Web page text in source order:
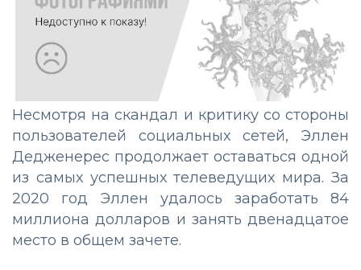
Несмотря на скандал и критику со стороны
пользователей социальных сетей, Эллен
Дедженерес продолжает оставаться одной
из самых успешных телеведущих мира. За
2020 год Эллен удалось заработать 84
миллиона долларов и занять двенадцатое
место в общем зачете.